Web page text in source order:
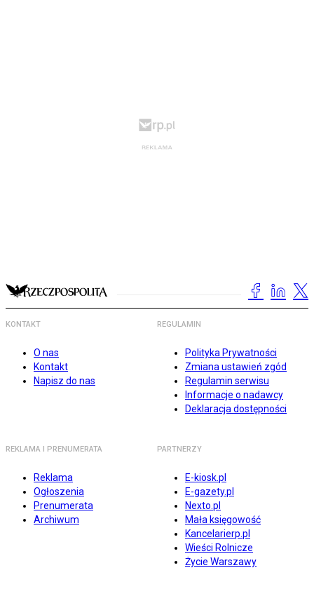
KONTAKT
O nas
Kontakt
Napisz do nas
REGULAMIN
Polityka Prywatności
Zmiana ustawień zgód
Regulamin serwisu
Informacje o nadawcy
Deklaracja dostępności
REKLAMA I PRENUMERATA
Reklama
Ogłoszenia
Prenumerata
Archiwum
PARTNERZY
E-kiosk.pl
E-gazety.pl
Nexto.pl
Mała księgowość
Kancelarierp.pl
Wieści Rolnicze
Życie Warszawy